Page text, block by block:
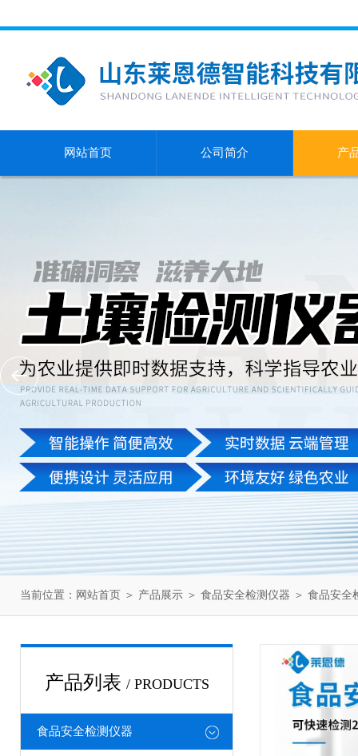
网站首页 公司简介 产
当前位置： 网站首页 ＞ 产品展示 ＞ 食品安全检测仪器 ＞ 食品安全
产品列表 / PRODUCTS
食品安全检测仪器